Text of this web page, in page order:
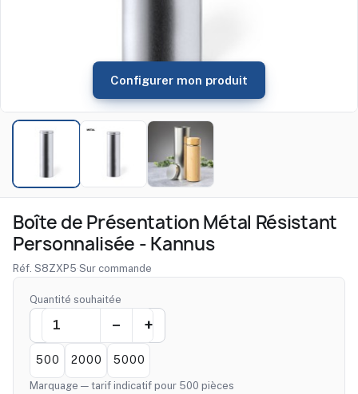
Configurer mon produit
Boîte de Présentation Métal Résistant
Personnalisée - Kannus
Réf. S8ZXP5·Sur commande
Quantité souhaitée
500 2000 5000
Marquage — tarif indicatif pour 500 pièces